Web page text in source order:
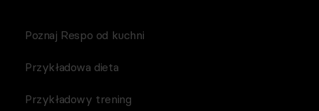
Poznaj Respo od kuchni
Przykładowa dieta
Przykładowy trening